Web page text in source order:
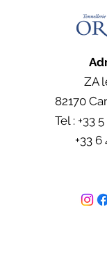
ZA
82170
Tel : +33 5
+33 6